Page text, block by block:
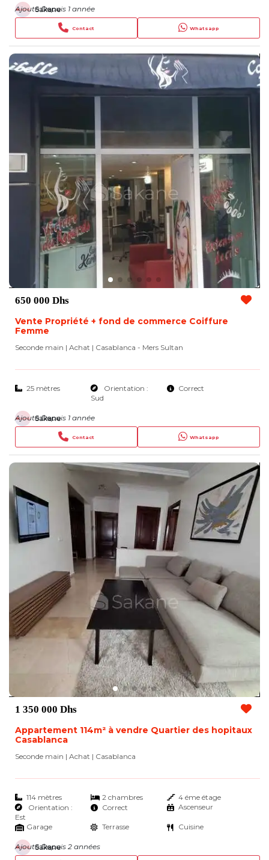
Sakane
Contact Whatsapp
Ajouté Depuis 1 année
650 000 Dhs
Vente Propriété + fond de commerce Coiffure
Femme
Seconde main | Achat | Casablanca - Mers Sultan
25 mètres
Orientation :
Sud
Correct
Sakane
Contact Whatsapp
Ajouté Depuis 1 année
1 350 000 Dhs
Appartement 114m² à vendre Quartier des hopitaux
Casablanca
Seconde main | Achat | Casablanca
114 mètres 2 chambres
4 éme étage
Orientation :
Est
Correct Ascenseur
Garage Terrasse Cuisine
Sakane
Ajouté Depuis 2 années